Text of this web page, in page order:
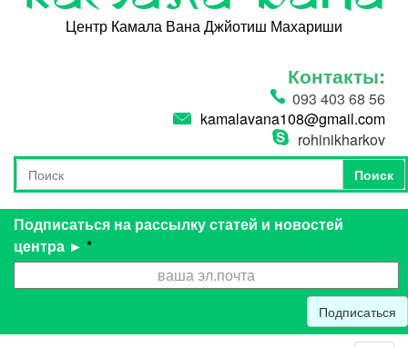
Центр Камала Вана Джйотиш Махариши
Контакты:
093 403 68 56
kamalavana108@gmail.com
rohinikharkov
Форма поиска
Поиск
Поиск
Подписаться на рассылку статей и новостей
центра ► *
Подписаться